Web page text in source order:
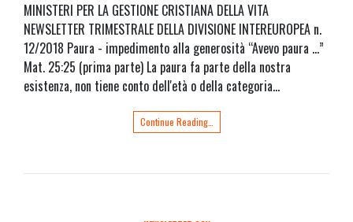
MINISTERI PER LA GESTIONE CRISTIANA DELLA VITA
NEWSLETTER TRIMESTRALE DELLA DIVISIONE INTEREUROPEA n.
12/2018 Paura - impedimento alla generosità “Avevo paura ...”
Mat. 25:25 (prima parte) La paura fa parte della nostra
esistenza, non tiene conto dell'età o della categoria…
Continue Reading…